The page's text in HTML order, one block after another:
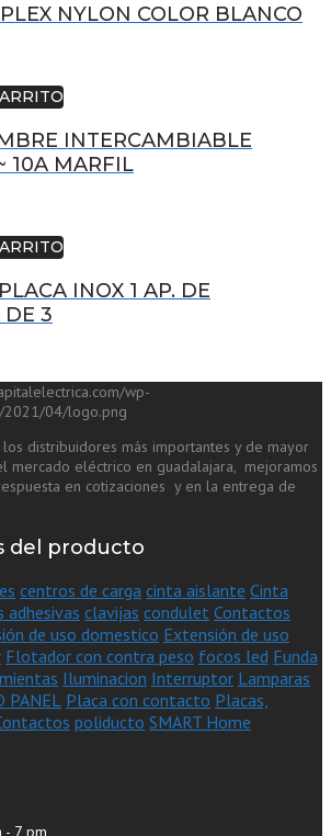
NYLON COLOR BLANCO
INTERCAMBIABLE
10A MARFIL
INOX 1 AP. DE
DE 3
distribuidores más importantes y de mayor
mercado eléctrico en guadalajara, mejoramos
en cotizaciones y en la entrega de
del producto
centros de carga cinta aislante Cinta
adhesivas clavijas condulet Contactos
de uso domestico Extensión de uso
Flotador con contra peso focos led Funda
Iluminacion Interruptor Lamparas
PANEL Placa con contacto Placas,
poliducto SMART Home
- 7 pm